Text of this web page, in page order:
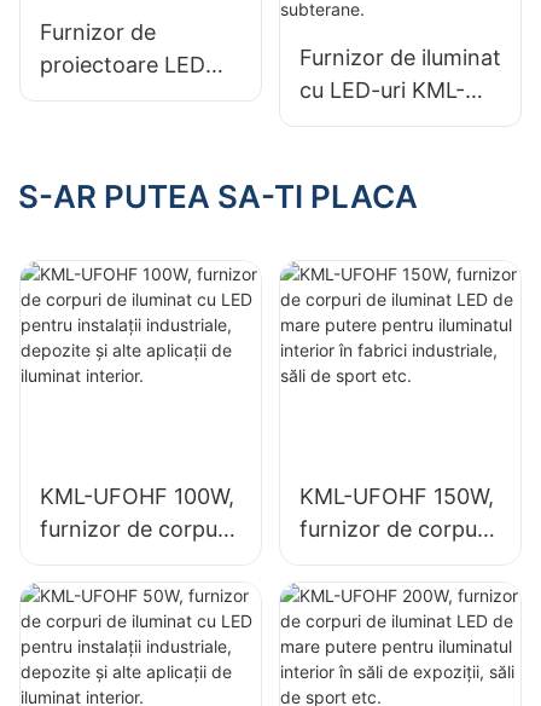
depozite.
Furnizor de
proiectoare LED
KML-FLD de 30W
exterioare și
de mari dimensiuni
Furnizor de iluminat
cu LED-uri KML-
CLA de 100W
destinat spațiilor
pasajele subterane.
S-AR PUTEA SA-TI PLACA
KML-UFOHF 100W,
furnizor de corpuri
de iluminat cu LED
pentru instalații
industriale,
depozite și alte
aplicații de iluminat
KML-UFOHF 150W,
furnizor de corpuri
de iluminat LED de
mare putere pentru
iluminatul interior în
fabrici industriale,
săli de sport etc.